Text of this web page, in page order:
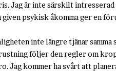
Jag är inte särskilt
psykisk åkomma ger en
inte längre tjänar
följer den regler om
Jag kommer ha svårt att